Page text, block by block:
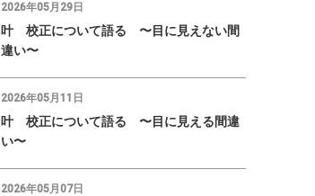
2026年05月29日
叶 校正について語る 〜目に見えない間
違い〜
2026年05月11日
叶 校正について語る 〜目に見える間違
い〜
2026年05月07日